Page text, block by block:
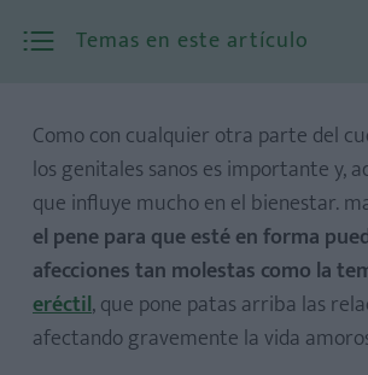
Temas en este artículo
Como con cualquier otra parte del
los genitales sanos es importante y,
que influye mucho en el bienestar.
el pene para que esté en forma
afecciones tan molestas como la
eréctil, que pone patas arriba las
afectando gravemente la vida